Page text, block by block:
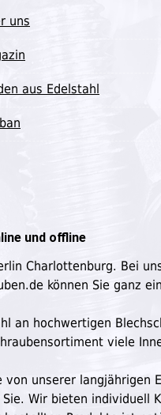
uns
aus Edelstahl
und offline
Charlottenburg. Bei
können Sie ganz
an hochwertigen
viele
von unserer langjährigen
Wir bieten individuell